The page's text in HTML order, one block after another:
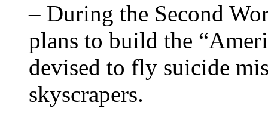
– During the Second
plans to build the
devised to fly suicide
skyscrapers.